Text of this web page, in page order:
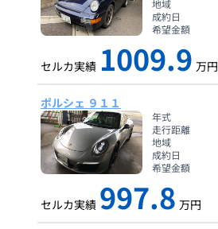
地域
成約日
希望金額
セルカ実績 1009.9 万円
ポルシェ ９１１
年式
走行距離
地域
成約日
希望金額
セルカ実績 997.8 万円